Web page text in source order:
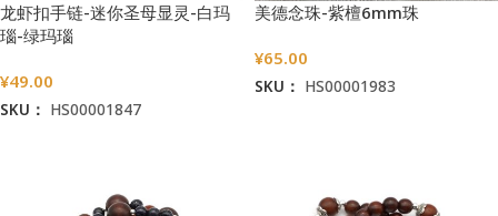
龙虾扣手链-迷你圣母显灵-白玛
瑙-绿玛瑙
¥49.00
SKU： HS00001847
美德念珠-紫檀6mm珠
¥65.00
SKU： HS00001983